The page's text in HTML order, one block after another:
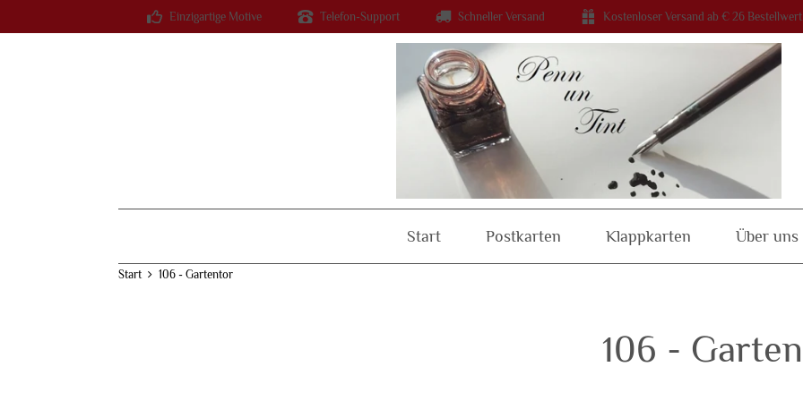
Einzigartige Motive Telefon-Support Schneller Versand Kostenloser Versand ab € 26 Bestellwert
Start Postkarten Klappkarten Über uns
Start 106 - Gartentor
106 -